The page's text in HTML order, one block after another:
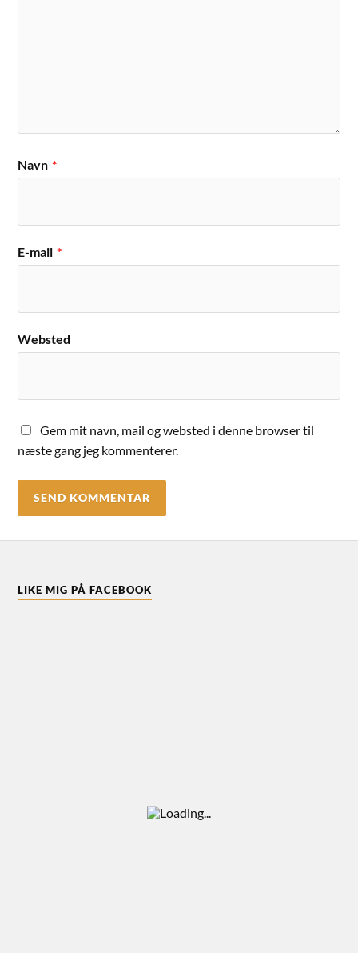
Navn *
E-mail *
Websted
Gem mit navn, mail og websted i denne browser til
næste gang jeg kommenterer.
LIKE MIG PÅ FACEBOOK